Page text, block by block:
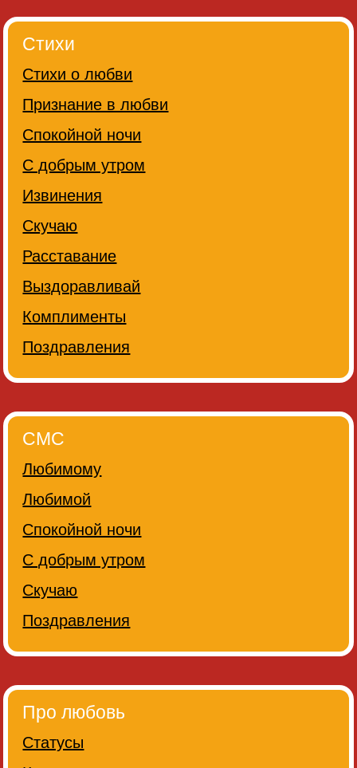
Стихи
Стихи о любви
Признание в любви
Спокойной ночи
С добрым утром
Извинения
Скучаю
Расставание
Выздоравливай
Комплименты
Поздравления
СМС
Любимому
Любимой
Спокойной ночи
С добрым утром
Скучаю
Поздравления
Про любовь
Статусы